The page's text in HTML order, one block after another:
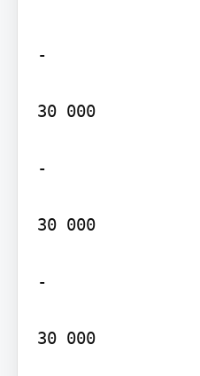
-
30 000
-
30 000
-
30 000